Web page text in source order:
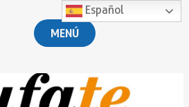
MENÚ
Español